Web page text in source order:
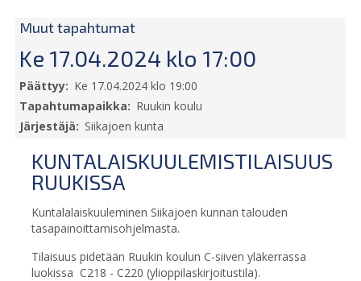
Muut tapahtumat
Ke 17.04.2024 klo 17:00
Päättyy
Ke 17.04.2024 klo 19:00
Tapahtumapaikka
Ruukin koulu
Järjestäjä
Siikajoen kunta
KUNTALAISKUULEMISTILAISUUS
RUUKISSA
Kuntalalaiskuuleminen Siikajoen kunnan talouden
tasapainoittamisohjelmasta.
Tilaisuus pidetään Ruukin koulun C-siiven yläkerrassa
luokissa C218 - C220 (ylioppilaskirjoitustila).